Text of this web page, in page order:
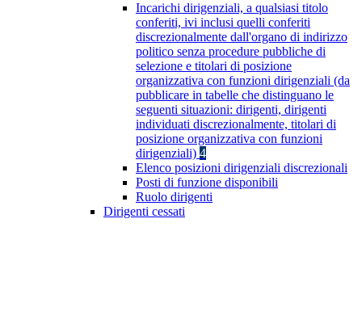
Incarichi dirigenziali, a qualsiasi titolo
conferiti, ivi inclusi quelli conferiti
discrezionalmente dall'organo di indirizzo
politico senza procedure pubbliche di
selezione e titolari di posizione
organizzativa con funzioni dirigenziali (da
pubblicare in tabelle che distinguano le
seguenti situazioni: dirigenti, dirigenti
individuati discrezionalmente, titolari di
posizione organizzativa con funzioni
dirigenziali) 4
Elenco posizioni dirigenziali discrezionali
Posti di funzione disponibili
Ruolo dirigenti
Dirigenti cessati